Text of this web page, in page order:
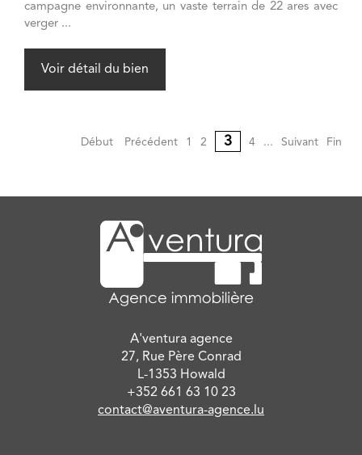
campagne environnante, un vaste terrain de 22 ares avec
verger ...
Voir détail du bien
Début Précédent 1 2 3 4 ... Suivant Fin
A'ventura agence
27, Rue Père Conrad
L-1353 Howald
+352 661 63 10 23
contact@aventura-agence.lu